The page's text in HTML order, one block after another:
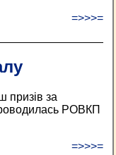
=>>>=
призів за
РОВКП
=>>>=